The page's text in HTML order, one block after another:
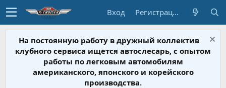
Вход Регистрация
На постоянную работу в дружный коллектив
клубного сервиса ищется автослесарь, с опытом
работы по легковым автомобилям
американского, японского и корейского
производства.